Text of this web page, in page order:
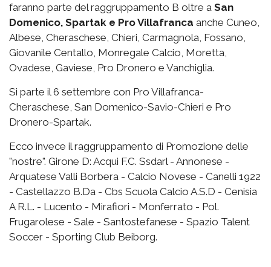
faranno parte del raggruppamento B oltre a San
Domenico, Spartak e Pro Villafranca anche Cuneo,
Albese, Cheraschese, Chieri, Carmagnola, Fossano,
Giovanile Centallo, Monregale Calcio, Moretta,
Ovadese, Gaviese, Pro Dronero e Vanchiglia.
Si parte il 6 settembre con Pro Villafranca-
Cheraschese, San Domenico-Savio-Chieri e Pro
Dronero-Spartak.
Ecco invece il raggruppamento di Promozione delle
"nostre". Girone D: Acqui F.C. Ssdarl - Annonese -
Arquatese Valli Borbera - Calcio Novese - Canelli 1922
- Castellazzo B.Da - Cbs Scuola Calcio A.S.D - Cenisia
A R.L. - Lucento - Mirafiori - Monferrato - Pol.
Frugarolese - Sale - Santostefanese - Spazio Talent
Soccer - Sporting Club Beiborg.